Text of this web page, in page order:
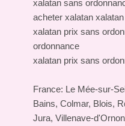
xalatan sans
acheter xalatan
xalatan prix sans
ordonnance
xalatan prix sans
France: Le Mée-sur-
Bains, Colmar, Blois,
Jura, Villenave-